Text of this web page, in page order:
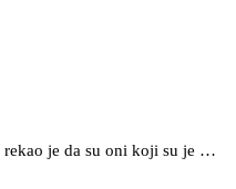
rekao je da su oni koji su je …